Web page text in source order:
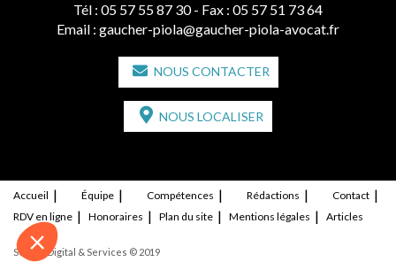
Tél : 05 57 55 87 30 - Fax : 05 57 51 73 64
Email : gaucher-piola@gaucher-piola-avocat.fr
NOUS CONTACTER
NOUS LOCALISER
Accueil Équipe Compétences Rédactions
Contact
RDV en ligne
Honoraires Plan du site Mentions légales Articles
Septeo Digital & Services © 2019